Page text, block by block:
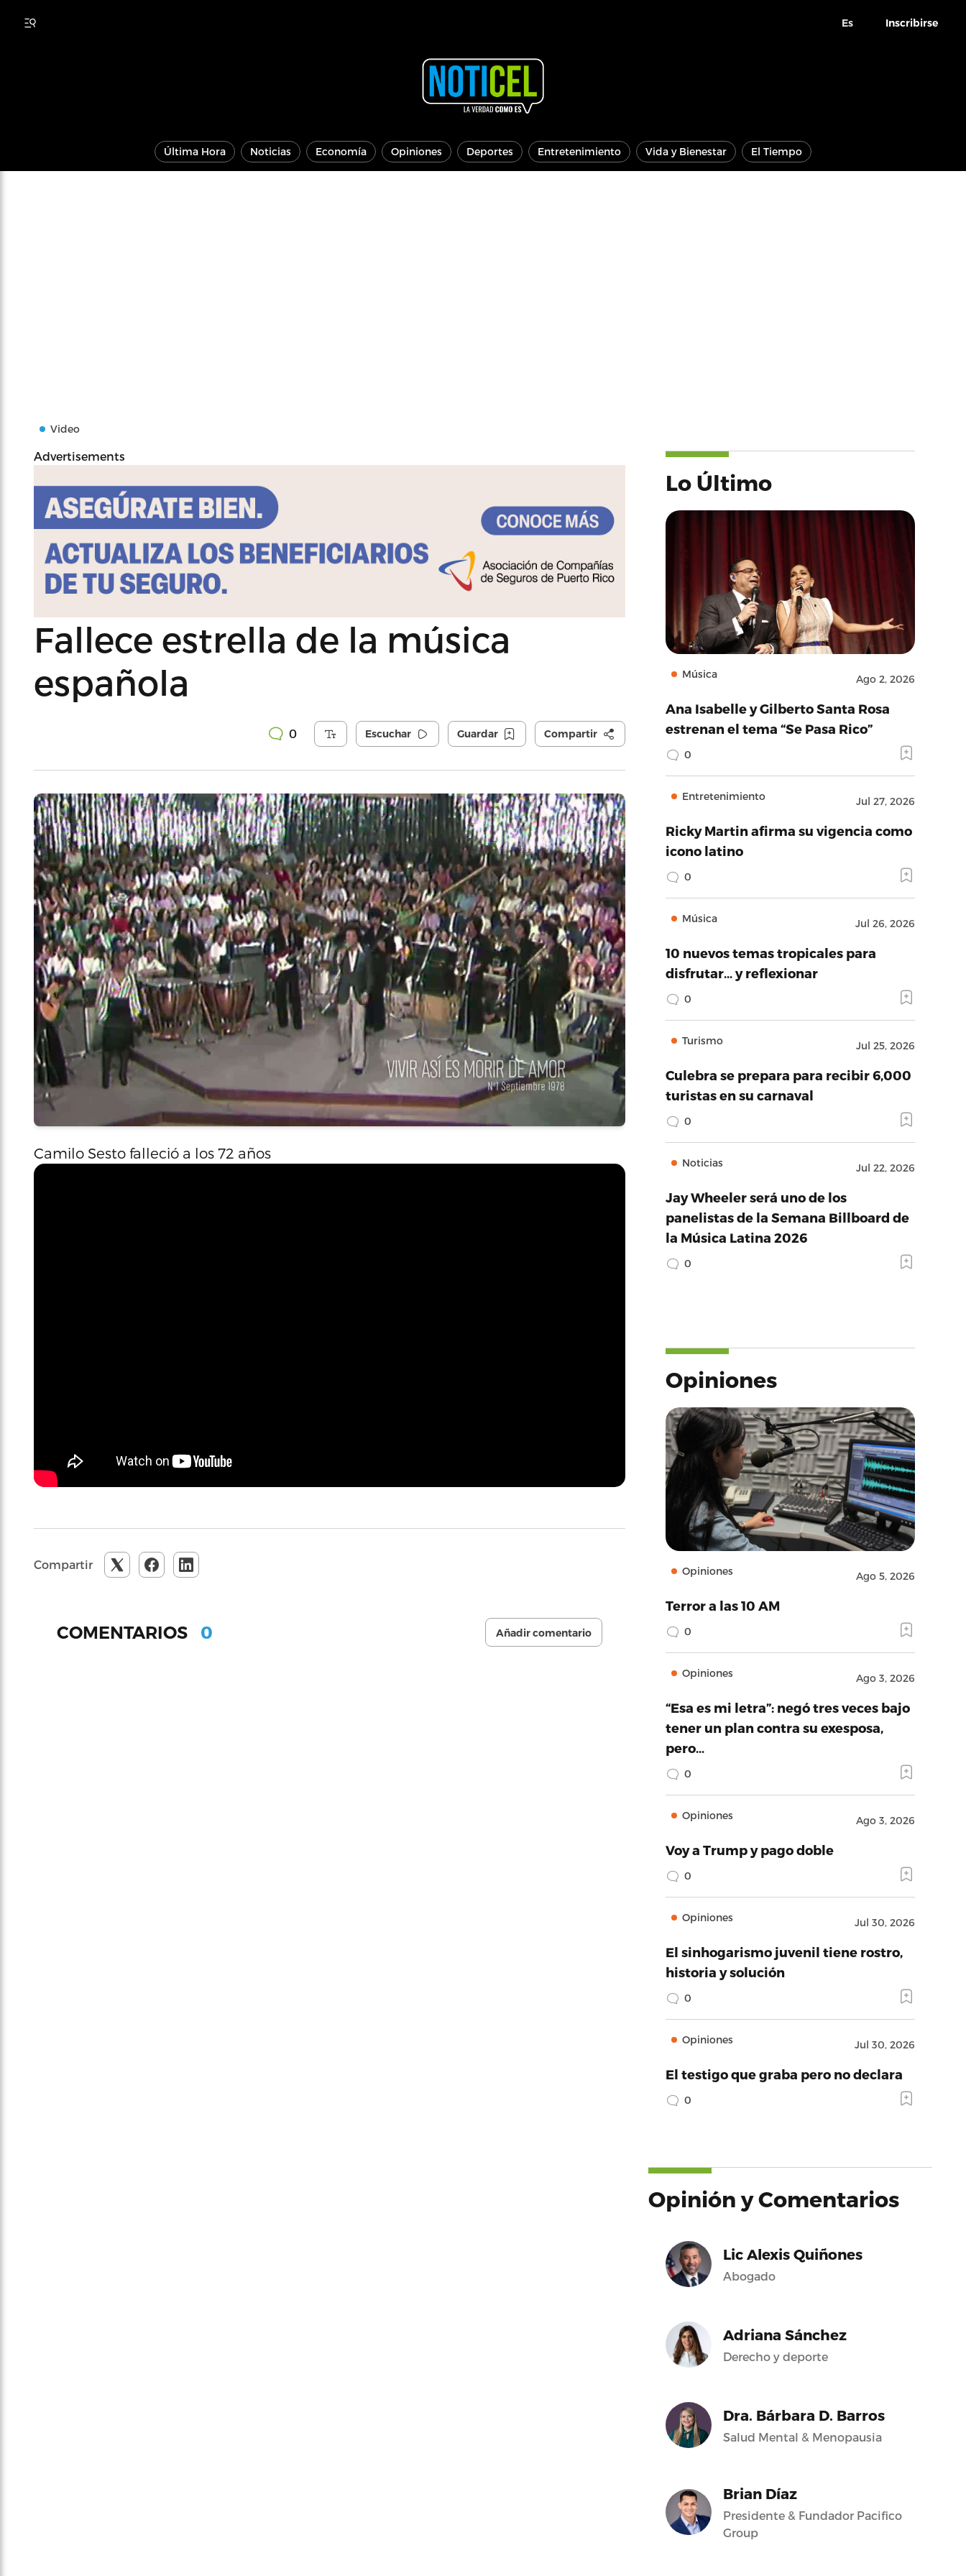
Es Inscribirse
Última Hora Noticias Economía Opiniones Deportes Entretenimiento Vida y Bienestar El Tiempo
Video
Advertisements
Fallece estrella de la música
española
0 Escuchar Guardar Compartir
Camilo Sesto falleció a los 72 años
Compartir
COMENTARIOS 0 Añadir comentario
Lo Último
Música Ago 2, 2026
Ana Isabelle y Gilberto Santa Rosa
estrenan el tema “Se Pasa Rico”
0
Entretenimiento Jul 27, 2026
Ricky Martin afirma su vigencia como
icono latino
0
Música Jul 26, 2026
10 nuevos temas tropicales para
disfrutar… y reflexionar
0
Turismo Jul 25, 2026
Culebra se prepara para recibir 6,000
turistas en su carnaval
0
Noticias Jul 22, 2026
Jay Wheeler será uno de los
panelistas de la Semana Billboard de
la Música Latina 2026
0
Opiniones
Opiniones Ago 5, 2026
Terror a las 10 AM
0
Opiniones Ago 3, 2026
“Esa es mi letra”: negó tres veces bajo
tener un plan contra su exesposa,
pero…
0
Opiniones Ago 3, 2026
Voy a Trump y pago doble
0
Opiniones Jul 30, 2026
El sinhogarismo juvenil tiene rostro,
historia y solución
0
Opiniones Jul 30, 2026
El testigo que graba pero no declara
0
Opinión y Comentarios
Lic Alexis Quiñones
Abogado
Adriana Sánchez
Derecho y deporte
Dra. Bárbara D. Barros
Salud Mental & Menopausia
Brian Díaz
Presidente & Fundador Pacifico
Group